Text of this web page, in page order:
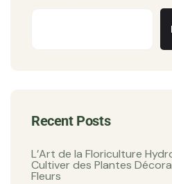
Recent Posts
L’Art de la Floriculture
Cultiver des Plantes
Fleurs